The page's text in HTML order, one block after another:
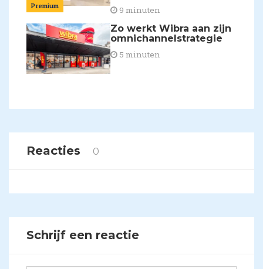
Premium 9 minuten
Zo werkt Wibra aan zijn
omnichannelstrategie
5 minuten
Reacties 0
Schrijf een reactie